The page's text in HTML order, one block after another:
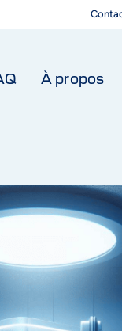
À propos